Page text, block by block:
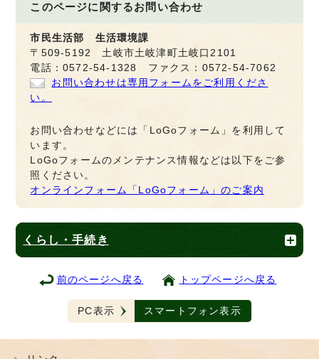
このページに関するお問い合わせ
市民生活部 生活環境課
〒509-5192 土岐市土岐津町土岐口2101
電話：0572-54-1328 ファクス：0572-54-7062
お問い合わせは専用フォームをご利用くださ
い。
お問い合わせなどには「LoGoフォーム」を利用して
います。
LoGoフォームのメンテナンス情報などは以下をご参
照ください。
オンラインフォーム「LoGoフォーム」のご案内
くらし・手続き
前のページへ戻る トップページへ戻る
PC表示 スマートフォン表示